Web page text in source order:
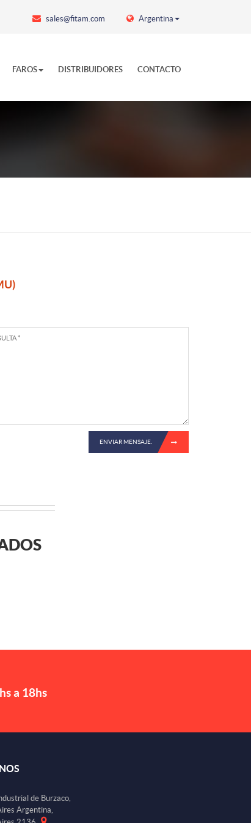
sales@fitam.com Argentina
FAROS DISTRIBUIDORES CONTACTO
ENVIAR MENSAJE.
a 18hs
de Burzaco,
Argentina,